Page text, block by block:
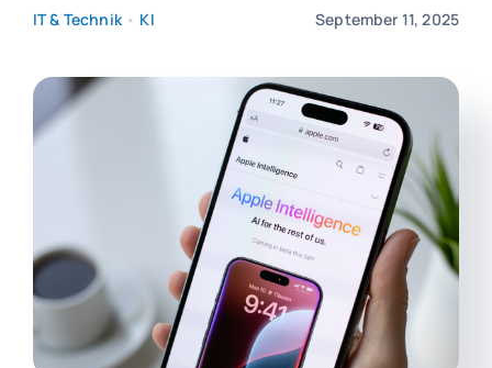
IT & Technik• KI September 11, 2025